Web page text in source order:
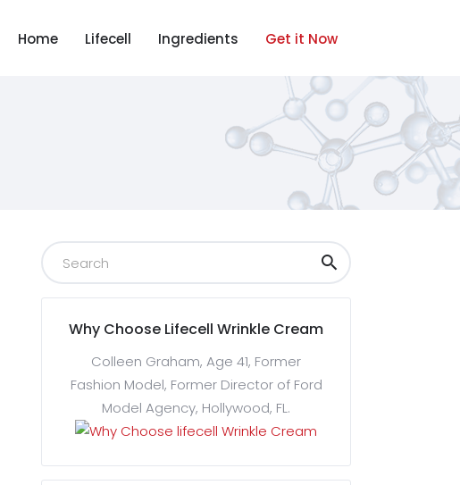
Home Lifecell Ingredients Get it Now
Why Choose Lifecell Wrinkle Cream
Colleen Graham, Age 41, Former
Fashion Model, Former Director of Ford
Model Agency, Hollywood, FL.